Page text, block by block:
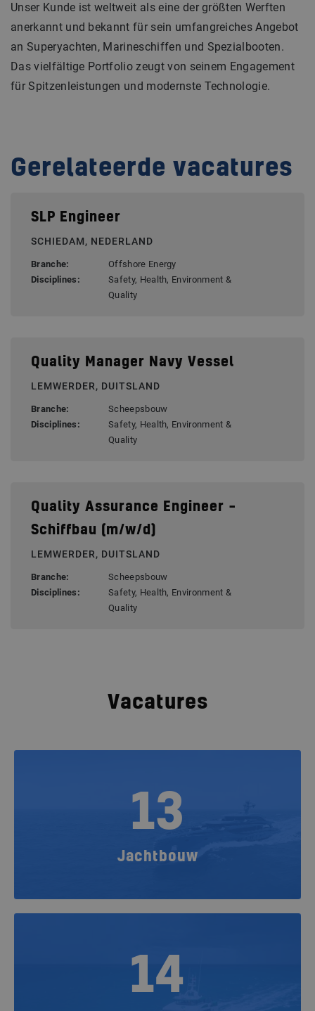
Unser Kunde ist weltweit als eine der größten Werften
anerkannt und bekannt für sein umfangreiches Angebot
an Superyachten, Marineschiffen und Spezialbooten.
Das vielfältige Portfolio zeugt von seinem Engagement
für Spitzenleistungen und modernste Technologie.
Gerelateerde vacatures
SLP Engineer
SCHIEDAM, NEDERLAND
Branche:
Offshore Energy
Disciplines:
Safety, Health, Environment &
Quality
Quality Manager Navy Vessel
LEMWERDER, DUITSLAND
Branche:
Scheepsbouw
Disciplines:
Safety, Health, Environment &
Quality
Quality Assurance Engineer –
Schiffbau (m/w/d)
LEMWERDER, DUITSLAND
Branche:
Scheepsbouw
Disciplines:
Safety, Health, Environment &
Quality
Vacatures
13
Jachtbouw
14